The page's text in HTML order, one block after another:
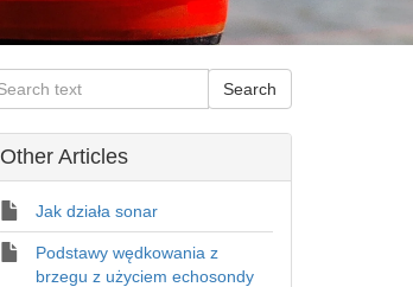
Other Articles
Jak działa sonar
Podstawy wędkowania z
brzegu z użyciem echosondy